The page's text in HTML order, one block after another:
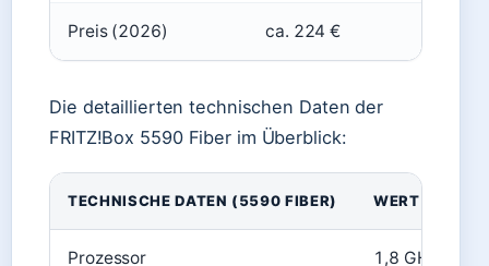
Preis (2026) ca. 224 €
Die detaillierten technischen Daten der
FRITZ!Box 5590 Fiber im Überblick:
TECHNISCHE DATEN (5590 FIBER) WERT
Prozessor 1,8 GHz